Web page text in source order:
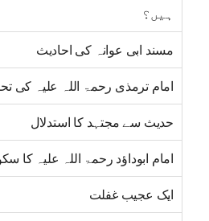
ہیں؟
مسند ابی عوانہ کی احادیث
امام ترمذی رحمۃ اللہ علیہ کی
حدیث سے مجتہد کا استدلال
امام ابوداؤد رحمۃ اللہ علیہ کا
ایک عجیب غفلت